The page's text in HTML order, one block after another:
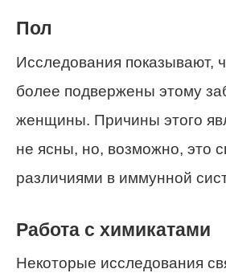
Пол
Исследования показывают,
более подвержены этому
женщины. Причины этого
не ясны, но, возможно, это
различиями в иммунной
Работа с химикатами
Некоторые исследования